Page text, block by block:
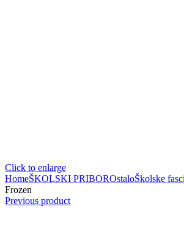
Click to enlarge
HomeŠKOLSKI PRIBOROstaloŠkolske
Frozen
Previous product